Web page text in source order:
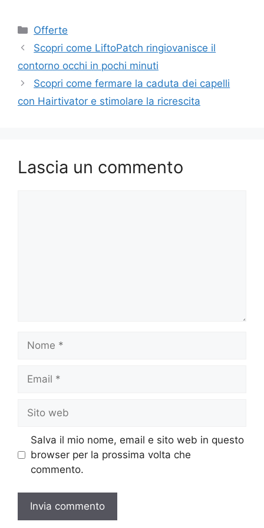
Categorie
Offerte
Scopri come LiftoPatch ringiovanisce il
contorno occhi in pochi minuti
Scopri come fermare la caduta dei capelli
con Hairtivator e stimolare la ricrescita
Lascia un commento
Nome
Email
Sito
web
Salva il mio nome, email e sito web in questo
browser per la prossima volta che
commento.